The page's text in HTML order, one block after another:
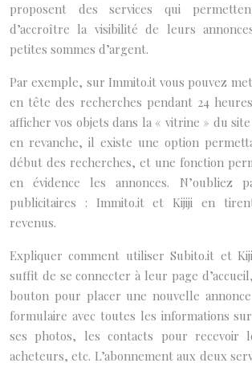
proposent des services qui
d’accroître la visibilité de leurs
petites sommes d’argent.
Par exemple, sur Immito.it vous pouvez
en tête des recherches pendant 24
afficher vos objets dans la « vitrine » du
en revanche, il existe une option
début des recherches, et une fonction
en évidence les annonces. N’oubliez
publicitaires : Immito.it et Kijiji en
revenus.
Expliquer comment utiliser Subito.it et
suffit de se connecter à leur page
bouton pour placer une nouvelle
formulaire avec toutes les informations
ses photos, les contacts pour recevoir
acheteurs, etc. L’abonnement aux deux